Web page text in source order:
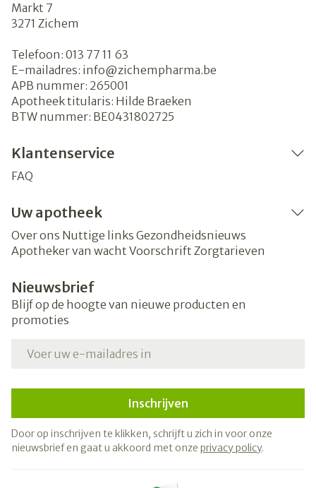
Markt 7
3271 Zichem
Telefoon: 013 77 11 63
E-mailadres: info@zichempharma.be
APB nummer: 265001
Apotheek titularis: Hilde Braeken
BTW nummer: BE0431802725
Klantenservice
FAQ
Uw apotheek
Over ons Nuttige links Gezondheidsnieuws
Apotheker van wacht Voorschrift Zorgtarieven
Nieuwsbrief
Blijf op de hoogte van nieuwe producten en
promoties
Inschrijven
Door op inschrijven te klikken, schrijft u zich in voor onze
nieuwsbrief en gaat u akkoord met onze privacy policy.